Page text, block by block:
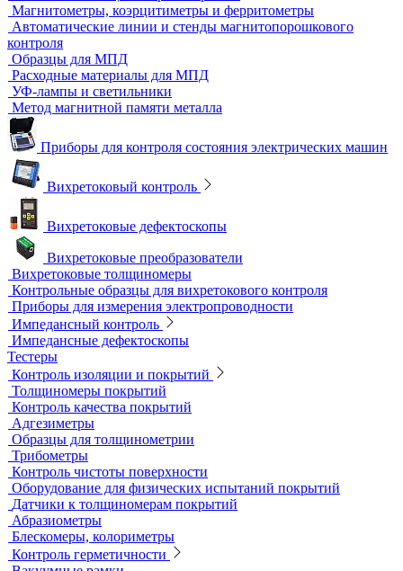
Магнитный контроль
Магнитопорошковые дефектоскопы и электромагниты
Магнитные толщиномеры покрытий
Магнитометры, коэрцитиметры и ферритометры
Автоматические линии и стенды магнитопорошкового
контроля
Образцы для МПД
Расходные материалы для МПД
УФ-лампы и светильники
Метод магнитной памяти металла
Приборы для контроля состояния электрических машин
Вихретоковый контроль
Вихретоковые дефектоскопы
Вихретоковые преобразователи
Вихретоковые толщиномеры
Контрольные образцы для вихретокового контроля
Приборы для измерения электропроводности
Импедансный контроль
Импедансные дефектоскопы
Тестеры
Контроль изоляции и покрытий
Толщиномеры покрытий
Контроль качества покрытий
Адгезиметры
Образцы для толщинометрии
Трибометры
Контроль чистоты поверхности
Оборудование для физических испытаний покрытий
Датчики к толщиномерам покрытий
Абразиометры